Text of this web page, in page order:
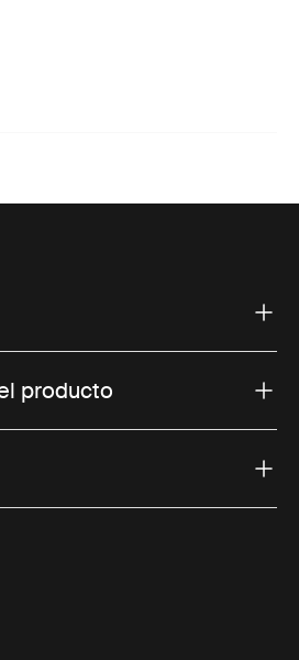
producto
(external link)
Instagram (external link)
on Youtube (external